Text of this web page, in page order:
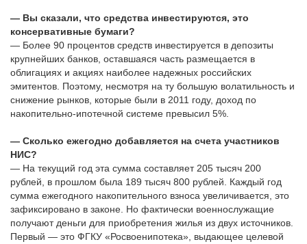
— Вы сказали, что средства инвестируются, это
консервативные бумаги?
— Более 90 процентов средств инвестируется в депозиты
крупнейших банков, оставшаяся часть размещается в
облигациях и акциях наиболее надежных российских
эмитентов. Поэтому, несмотря на ту большую волатильность и
снижение рынков, которые были в 2011 году, доход по
накопительно-ипотечной системе превысил 5%.
— Сколько ежегодно добавляется на счета участников
НИС?
— На текущий год эта сумма составляет 205 тысяч 200
рублей, в прошлом была 189 тысяч 800 рублей. Каждый год
сумма ежегодного накопительного взноса увеличивается, это
зафиксировано в законе. Но фактически военнослужащие
получают деньги для приобретения жилья из двух источников.
Первый — это ФГКУ «Росвоенипотека», выдающее целевой